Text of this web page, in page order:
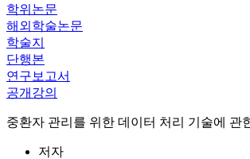
학위논문
해외학술논문
학술지
단행본
연구보고서
공개강의
중환자 관리를 위한 데이터 처리 기술에 관
저자